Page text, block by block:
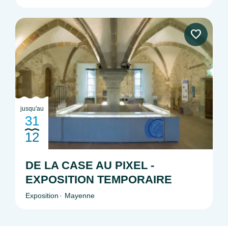
jusqu'au
31
12
DE LA CASE AU PIXEL -
EXPOSITION TEMPORAIRE
Exposition Mayenne